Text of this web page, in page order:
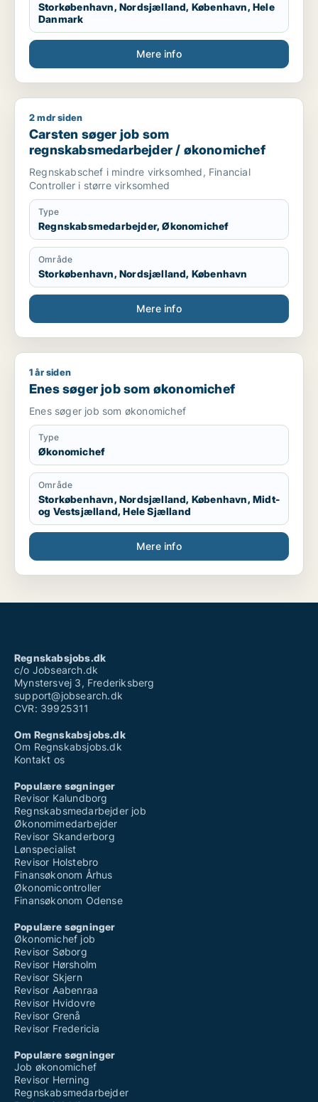
Storkøbenhavn, Nordsjælland, København, Hele
Danmark
Mere info
Carsten søger job som regnskabsmedarbejder /
2 mdr siden
Carsten søger job som
regnskabsmedarbejder / økonomichef
Regnskabschef i mindre virksomhed, Financial
Controller i større virksomhed
Type
Regnskabsmedarbejder, Økonomichef
Område
Storkøbenhavn, Nordsjælland, København
Mere info
Enes søger job som økonomichef
1 år siden
Enes søger job som økonomichef
Enes søger job som økonomichef
Type
Økonomichef
Område
Storkøbenhavn, Nordsjælland, København, Midt-
og Vestsjælland, Hele Sjælland
Mere info
Regnskabsjobs.dk
c/o Jobsearch.dk
Mynstersvej 3, Frederiksberg
support@jobsearch.dk
CVR: 39925311
Om Regnskabsjobs.dk
Om Regnskabsjobs.dk
Kontakt os
Populære søgninger
Revisor Kalundborg
Regnskabsmedarbejder job
Økonomimedarbejder
Revisor Skanderborg
Lønspecialist
Revisor Holstebro
Finansøkonom Århus
Økonomicontroller
Finansøkonom Odense
Populære søgninger
Økonomichef job
Revisor Søborg
Revisor Hørsholm
Revisor Skjern
Revisor Aabenraa
Revisor Hvidovre
Revisor Grenå
Revisor Fredericia
Populære søgninger
Job økonomichef
Revisor Herning
Regnskabsmedarbejder